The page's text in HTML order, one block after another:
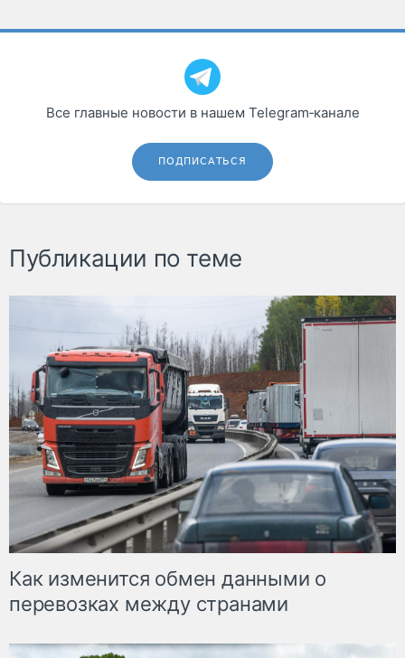
Все главные новости в нашем Telegram‑канале
ПОДПИСАТЬСЯ
Публикации по теме
Как изменится обмен данными о
перевозках между странами